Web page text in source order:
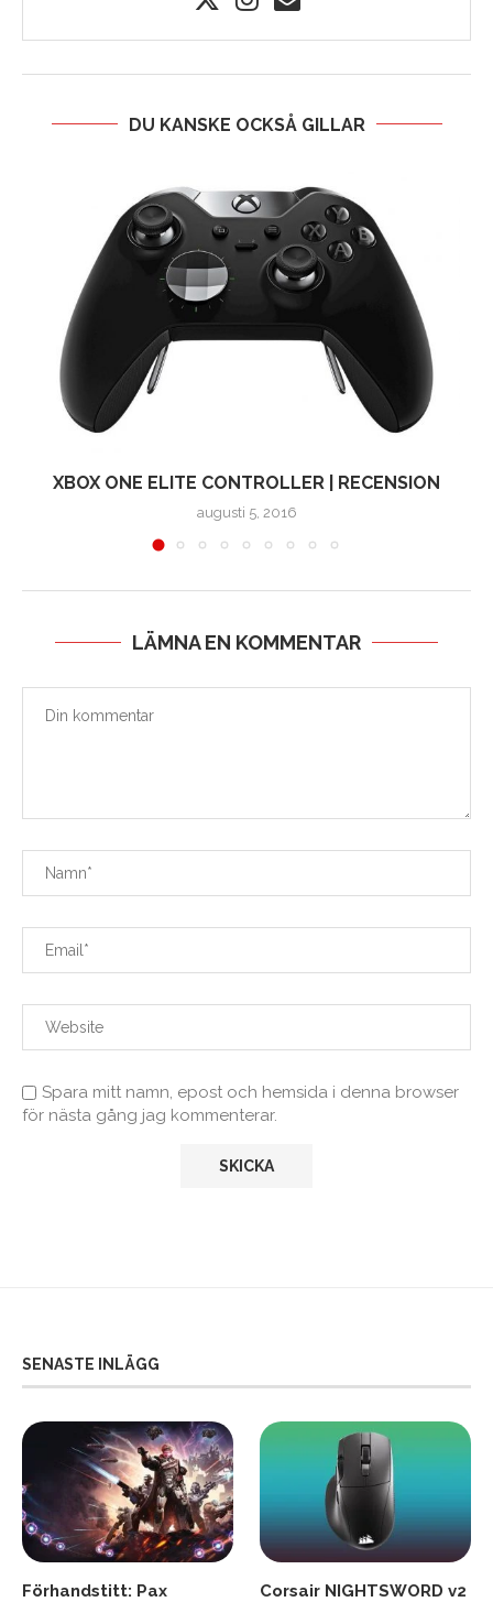
DU KANSKE OCKSÅ GILLAR
XBOX ONE ELITE CONTROLLER | RECENSION
augusti 5, 2016
LÄMNA EN KOMMENTAR
Spara mitt namn, epost och hemsida i denna browser
för nästa gång jag kommenterar.
SENASTE INLÄGG
Förhandstitt: Pax
Corsair NIGHTSWORD v2